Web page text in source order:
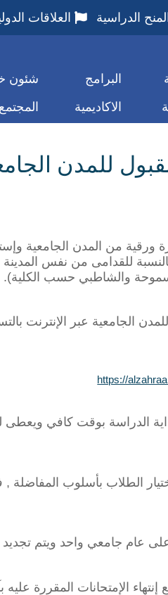
الدراسية العلاقات
البرامج
الاكاديمية
شئون
المجتمع
للمدن
من المدن الجامعية
للقدامى من نفس
والشاطبي حسب الكلية).
الجامعية عبر الإنترنت
https://
إختيار الطلاب بأسلوب
عام جامعي واحد ويتم
الإمتحانات المقررة